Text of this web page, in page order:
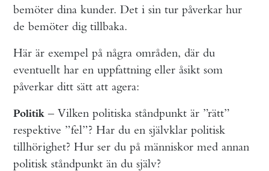
bemöter dina kunder. Det i sin tur påverkar hur
de bemöter dig tillbaka.
Här är exempel på några områden, där du
eventuellt har en uppfattning eller åsikt som
påverkar ditt sätt att agera:
Politik– Vilken politiska ståndpunkt är ”rätt”
respektive ”fel”? Har du en självklar politisk
tillhörighet? Hur ser du på människor med annan
politisk ståndpunkt än du själv?